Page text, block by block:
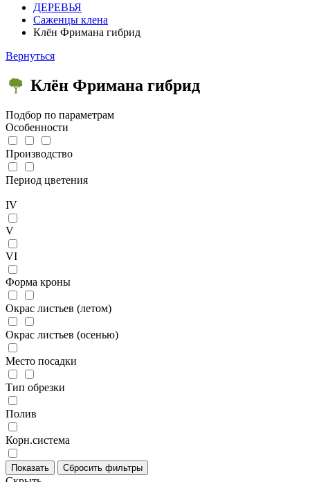
ДЕРЕВЬЯ
Саженцы клена
Клён Фримана гибрид
Вернуться
Клён Фримана гибрид
Подбор по параметрам
Особенности
Производство
Период цветения
IV
V
VI
Форма кроны
Окрас листьев (летом)
Окрас листьев (осенью)
Место посадки
Тип обрезки
Полив
Корн.система